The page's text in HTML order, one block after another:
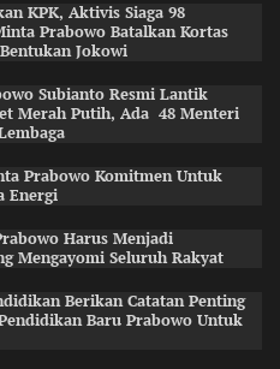
KPK, Aktivis Siaga 98
Prabowo Batalkan Kortas
Jokowi
Subianto Resmi Lantik
Merah Putih, Ada 48 Menteri
Prabowo Komitmen Untuk
Energi
Harus Menjadi
Mengayomi Seluruh Rakyat
Berikan Catatan Penting
Baru Prabowo Untuk